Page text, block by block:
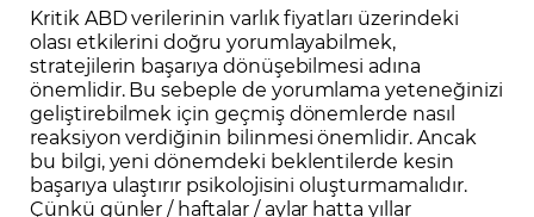
Kritik ABD verilerinin varlık fiyatları üzerindeki
olası etkilerini doğru yorumlayabilmek,
stratejilerin başarıya dönüşebilmesi adına
önemlidir. Bu sebeple de yorumlama yeteneğinizi
geliştirebilmek için geçmiş dönemlerde nasıl
reaksiyon verdiğinin bilinmesi önemlidir. Ancak
bu bilgi, yeni dönemdeki beklentilerde kesin
başarıya ulaştırır psikolojisini oluşturmamalıdır.
Çünkü günler / haftalar / aylar hatta yıllar